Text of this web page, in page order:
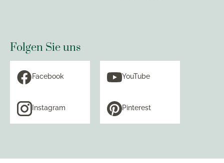
Folgen Sie uns
Facebook YouTube
Instagram Pinterest